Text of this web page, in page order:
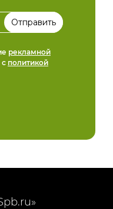
рекламной
с политикой